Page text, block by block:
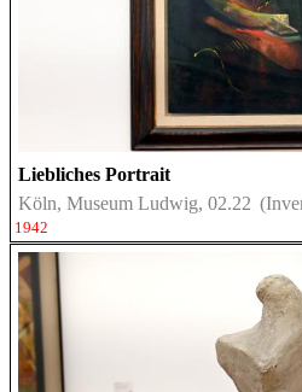
Liebliches Portrait
Köln, Museum Ludwig, 02.22
1942